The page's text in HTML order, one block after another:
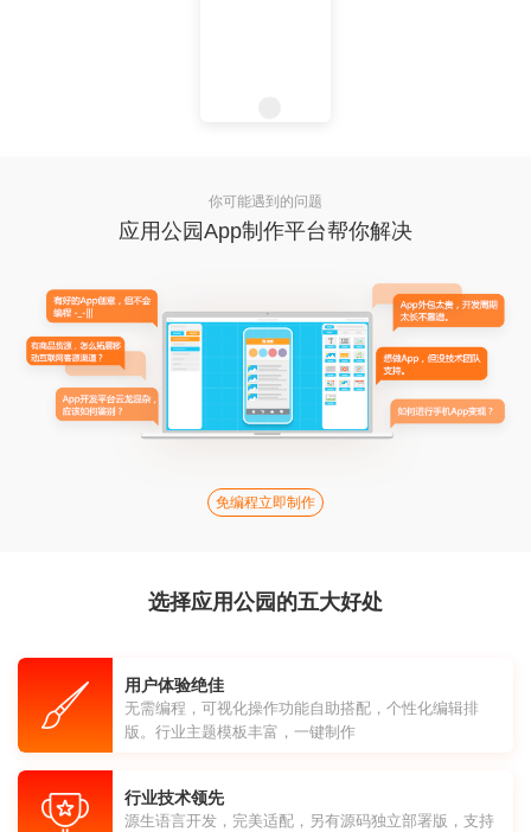
你可能遇到的问题
应用公园App制作平台帮你解决
免编程立即制作
选择应用公园的五大好处
用户体验绝佳
无需编程，可视化操作功能自助搭配，个性化编辑排
版。行业主题模板丰富，一键制作
行业技术领先
源生语言开发，完美适配，另有源码独立部署版，支持